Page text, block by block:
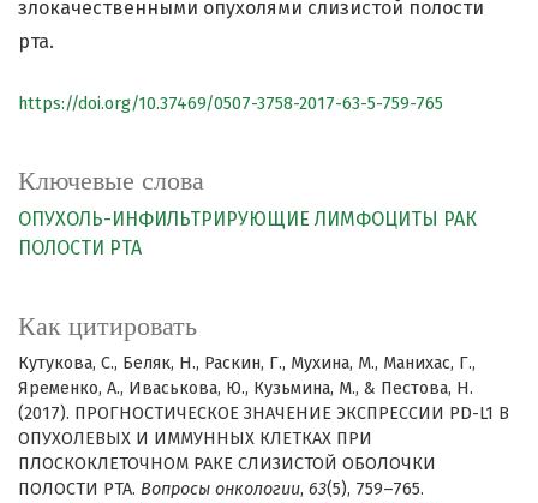
Ключевые слова
ОПУХОЛЬ-ИНФИЛЬТРИРУЮЩИЕ ЛИМФОЦИТЫ
РАК
ПОЛОСТИ РТА
Как цитировать
Кутукова, С., Беляк, Н., Раскин, Г., Мухина, М., Манихас, Г.,
Яременко, А., Иваськова, Ю., Кузьмина, М., & Пестова, Н.
(2017). ПРОГНОСТИЧЕСКОЕ ЗНАЧЕНИЕ ЭКСПРЕССИИ PD-L1 В
ОПУХОЛЕВЫХ И ИММУННЫХ КЛЕТКАХ ПРИ
ПЛОСКОКЛЕТОЧНОМ РАКЕ СЛИЗИСТОЙ ОБОЛОЧКИ
ПОЛОСТИ РТА. Вопросы онкологии, 63(5), 759–765.
злокачественными опухолями слизистой полости
рта.
https://doi.org/10.37469/0507-3758-2017-63-5-759-765